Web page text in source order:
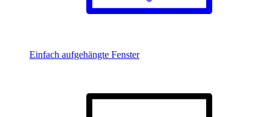
Einfach aufgehängte Fenster